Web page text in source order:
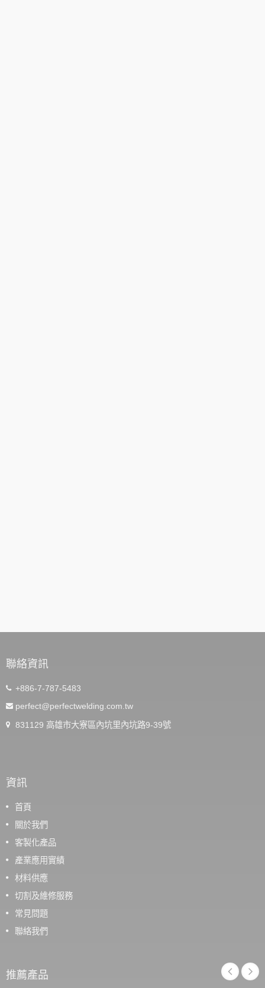
聯絡資訊
+886-7-787-5483
perfect@perfectwelding.com.tw
831129 高雄市大寮區內坑里內坑路9-39號
資訊
首頁
關於我們
客製化產品
產業應用實績
材料供應
切割及維修服務
常見問題
聯絡我們
推薦產品